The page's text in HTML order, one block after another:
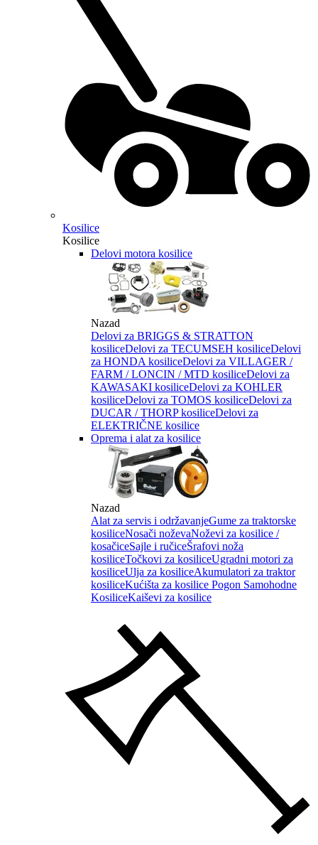
Kosilice
Kosilice
Delovi motora kosilice
Nazad
Delovi za BRIGGS & STRATTON
kosiliceDelovi za TECUMSEH kosiliceDelovi
za HONDA kosiliceDelovi za VILLAGER /
FARM / LONCIN / MTD kosiliceDelovi za
KAWASAKI kosiliceDelovi za KOHLER
kosiliceDelovi za TOMOS kosiliceDelovi za
DUCAR / THORP kosiliceDelovi za
ELEKTRIČNE kosilice
Oprema i alat za kosilice
Nazad
Alat za servis i održavanjeGume za traktorske
kosiliceNosači noževaNoževi za kosilice /
kosačiceSajle i ručiceŠrafovi noža
kosiliceTočkovi za kosiliceUgradni motori za
kosiliceUlja za kosiliceAkumulatori za traktor
kosiliceKućišta za kosilice Pogon Samohodne
KosiliceKaiševi za kosilice